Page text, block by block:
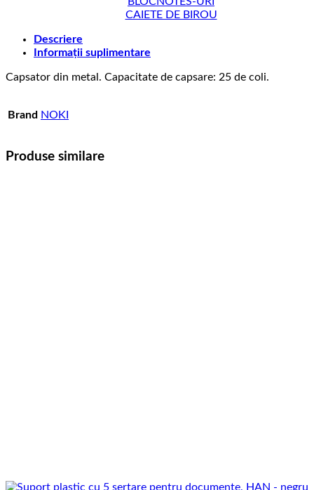
CAIETE DE BIROU
Descriere
Informații suplimentare
Capsator din metal. Capacitate de capsare: 25 de coli.
Brand NOKI
Produse similare